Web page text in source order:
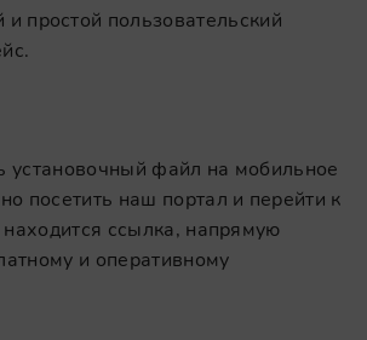
простой пользовательский
установочный файл на мобильное
посетить наш портал и перейти к
находится ссылка, напрямую
и оперативному